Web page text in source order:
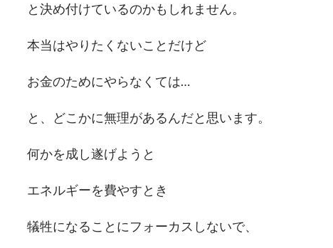
と決め付けているのかもしれません。
本当はやりたくないことだけど
お金のためにやらなくては…
と、どこかに無理があるんだと思います。
何かを成し遂げようと
エネルギーを費やすとき
犠牲になることにフォーカスしないで、